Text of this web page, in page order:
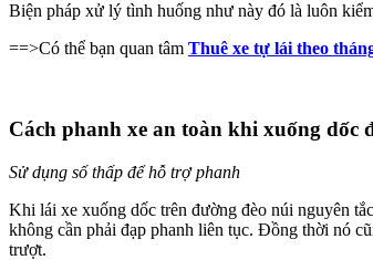
Biện pháp xử lý tình huống như này đó là luôn
==>Có thể bạn quan tâm Thuê xe tự lái theo
Cách phanh xe an toàn khi xuống dốc
Sử dụng số thấp để hỗ trợ phanh
Khi lái xe xuống dốc trên đường đèo núi nguyên
không cần phải đạp phanh liên tục. Đồng thời nó
trượt.